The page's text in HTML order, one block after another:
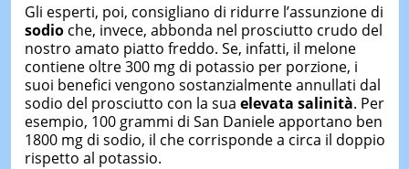
Gli esperti, poi, consigliano di ridurre l’assunzione di
sodioche, invece, abbonda nel prosciutto crudo del
nostro amato piatto freddo. Se, infatti, il melone
contiene oltre 300 mg di potassio per porzione, i
suoi benefici vengono sostanzialmente annullati dal
sodio del prosciutto con la sua elevata salinità. Per
esempio, 100 grammi di San Daniele apportano ben
1800 mg di sodio, il che corrisponde a circa il doppio
rispetto al potassio.